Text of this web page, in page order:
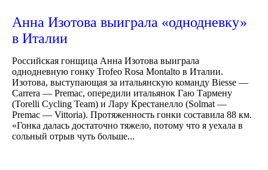
Анна Изотова выиграла «однодневку»
в Италии
Российская гонщица Анна Изотова выиграла
однодневную гонку Trofeo Rosa Montalto в Италии.
Изотова, выступающая за итальянскую команду Вiesse —
Carrera — Premac, опередили итальянок Гаю Тармену
(Torelli Cycling Team) и Лару Крестанелло (Solmat —
Premac — Vittoria). Протяженность гонки составила 88 км.
«Гонка далась достаточно тяжело, потому что я уехала в
сольный отрыв чуть больше...